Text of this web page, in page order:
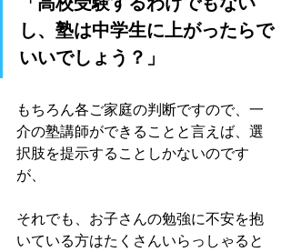
「高校受験するわけでもない
し、塾は中学生に上がったらで
いいでしょう？」
もちろん各ご家庭の判断ですので、一
介の塾講師ができることと言えば、選
択肢を提示することしかないのです
が、
それでも、お子さんの勉強に不安を抱
いている方はたくさんいらっしゃると